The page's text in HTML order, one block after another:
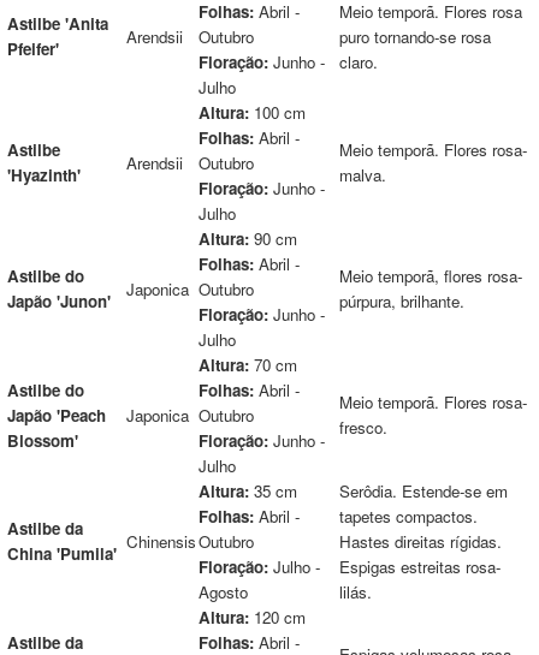
Astilbe 'Anita
Pfeifer'
Arendsii
Folhas: Abril -
Outubro
Floração: Junho -
Julho
Meio temporã. Flores rosa
puro tornando-se rosa
claro.
Astilbe
'Hyazinth'
Arendsii
Altura: 100 cm
Folhas: Abril -
Outubro
Floração: Junho -
Julho
Meio temporã. Flores rosa-
malva.
Astilbe do
Japão 'Junon'
Japonica
Altura: 90 cm
Folhas: Abril -
Outubro
Floração: Junho -
Julho
Meio temporã, flores rosa-
púrpura, brilhante.
Astilbe do
Japão 'Peach
Blossom'
Japonica
Altura: 70 cm
Folhas: Abril -
Outubro
Floração: Junho -
Julho
Meio temporã. Flores rosa-
fresco.
Astilbe da
China 'Pumila'
Chinensis
Altura: 35 cm
Folhas: Abril -
Outubro
Floração: Julho -
Agosto
Serôdia. Estende-se em
tapetes compactos.
Hastes direitas rígidas.
Espigas estreitas rosa-
lilás.
Astilbe da
Altura: 120 cm
Folhas: Abril -